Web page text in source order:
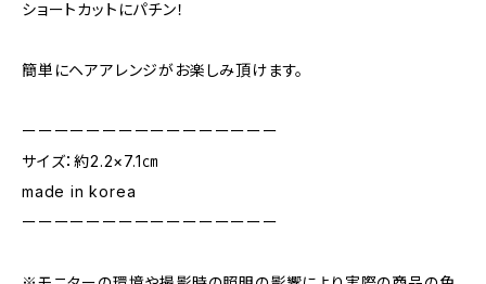
ショートカットにパチン！
簡単にヘアアレンジがお楽しみ頂けます。
ーーーーーーーーーーーーーーーー
サイズ：約2.2×7.1㎝
made in korea
ーーーーーーーーーーーーーーーー